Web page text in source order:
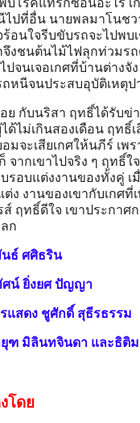
ไปที่อื่น นายพลมาโนช
อนใจรีบขับรถจะไปพบ
จึงชนต้นไม้ไฟลุกท่วมร
ปจนเจอเกศที่บ้านต่าง
หนีจนประสบอุบัติเหตุ
ย กับนริสา ฤทธิ์ได้รับข่
ด้ไม่เกินสองเดือน ฤทธิ์
อมจะเสียเกศให้นภีร์ เ
จากเขาไปจริง ๆ ฤท
รอบแต่งงานของทั้งคู่
ต่ง งานของเขากับเกศ
ส์ ฤทธิ์ดีใจ เขาประกาศ
ก
ธ์ ศศิธริน
น์ ยิ่งยศ ปัญญา
แสดง ชูศักดิ์ สุธีรธรรม
ยุฑ มิลินทจินดา และธิติ
โดย